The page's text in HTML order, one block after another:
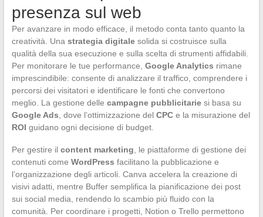
presenza sul web
Per avanzare in modo efficace, il metodo conta tanto quanto la
creatività. Una strategia digitalesolida si costruisce sulla
qualità della sua esecuzione e sulla scelta di strumenti affidabili.
Per monitorare le tue performance, Google Analytics rimane
imprescindibile: consente di analizzare il traffico, comprendere i
percorsi dei visitatori e identificare le fonti che convertono
meglio. La gestione delle campagne pubblicitariesi basa su
Google Ads , dove l’ottimizzazione del CPCe la misurazione del
ROI guidano ogni decisione di budget.
Per gestire il content marketing , le piattaforme di gestione dei
contenuti come WordPress facilitano la pubblicazione e
l’organizzazione degli articoli. Canva accelera la creazione di
visivi adatti, mentre Buffer semplifica la pianificazione dei post
sui social media, rendendo lo scambio più fluido con la
comunità. Per coordinare i progetti, Notion o Trello permettono